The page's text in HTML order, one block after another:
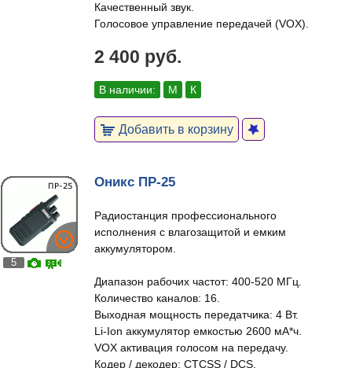
Качественный звук.
Голосовое управление передачей (VOX).
2 400 руб.
В наличии: М К
Добавить в корзину
5
Оникс ПР-25
Радиостанция профессионального
исполнения с влагозащитой и емким
аккумулятором.
Диапазон рабочих частот: 400-520 МГц.
Количество каналов: 16.
Выходная мощность передатчика: 4 Вт.
Li-Ion аккумулятор емкостью 2600 мА*ч.
VOX активация голосом на передачу.
Кодер / декодер: CTCSS / DCS.